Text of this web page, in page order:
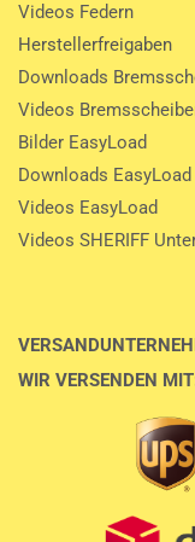
Videos Federn
Herstellerfreigaben
Downloads
Videos
Bilder EasyLoad
Downloads EasyLoad
Videos EasyLoad
Videos SHERIFF
WIR VERSENDEN